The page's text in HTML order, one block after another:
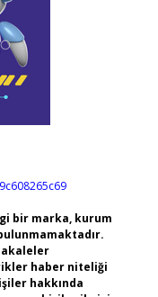
bir marka, kurum
haber niteliği
hakkında